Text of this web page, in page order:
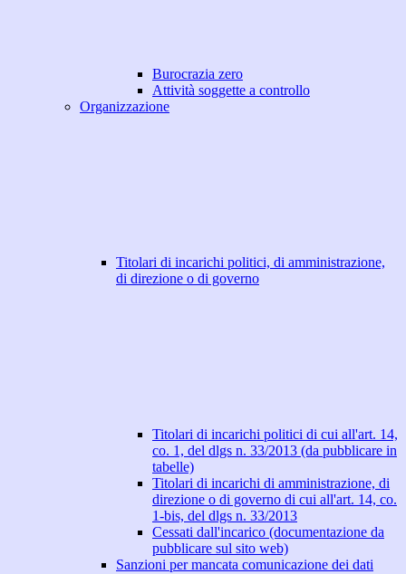
Burocrazia zero
Attività soggette a controllo
Organizzazione
Titolari di incarichi politici, di amministrazione,
di direzione o di governo
Titolari di incarichi politici di cui all'art. 14,
co. 1, del dlgs n. 33/2013 (da pubblicare in
tabelle)
Titolari di incarichi di amministrazione, di
direzione o di governo di cui all'art. 14, co.
1-bis, del dlgs n. 33/2013
Cessati dall'incarico (documentazione da
pubblicare sul sito web)
Sanzioni per mancata comunicazione dei dati